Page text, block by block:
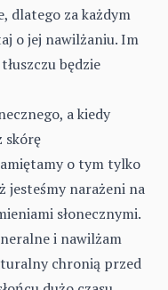
dlatego za każdym
o jej nawilżaniu. Im
będzie
a kiedy
skórę
o tym tylko
jesteśmy narażeni na
słonecznymi.
i nawilżam
chronią przed